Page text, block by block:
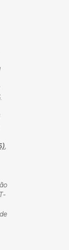
1970. O
pago em
inicia com o
uma
do último
obra. Não é
da
se
tendo
das
,